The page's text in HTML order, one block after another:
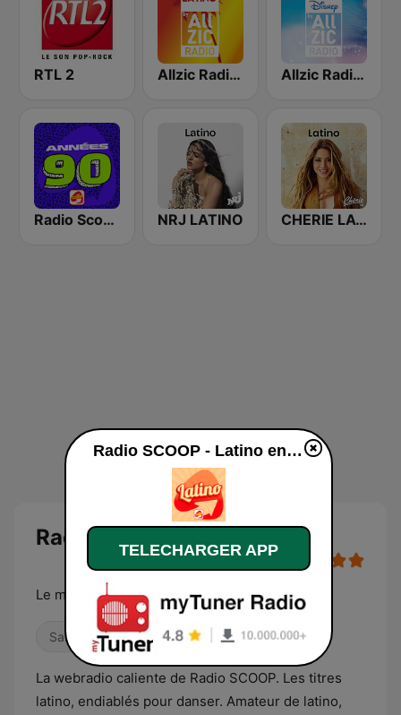
RTL 2 Allzic Radio LATINO Allzic Radio DISNEY
Radio Scoop - Années 90 NRJ LATINO CHERIE LATINO
Radio SCOOP - Latino
Le meilleur des tubes Latino
Salsa Latino
La webradio caliente de Radio SCOOP. Les titres
latino, endiablés pour danser. Amateur de latino,
Radio SCOOP - Latino en ligne
TELECHARGER APP